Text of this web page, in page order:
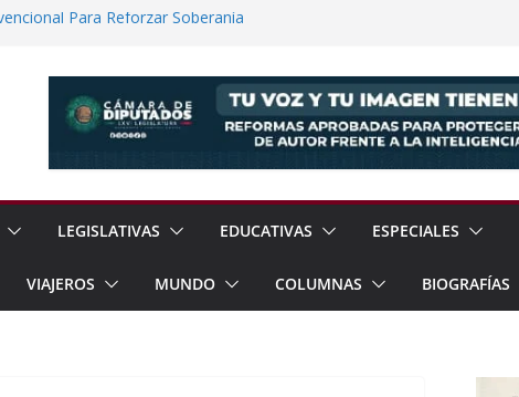
Para Reforzar Soberanía
de Trabajadores del
Cigarrillos Apócrifos en
LEGISLATIVAS EDUCATIVAS ESPECIALES
VIAJEROS MUNDO COLUMNAS BIOGRAFÍAS